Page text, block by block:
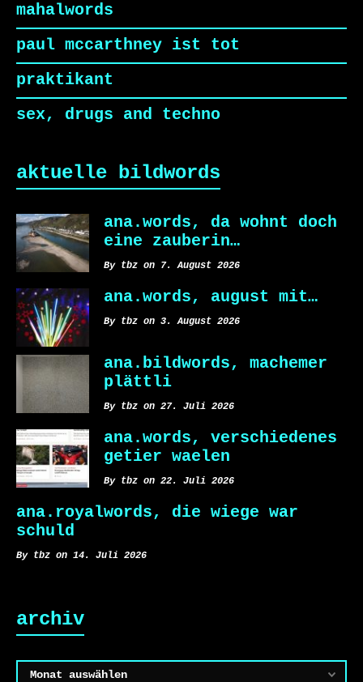
mahalwords
paul mccarthney ist tot
praktikant
sex, drugs and techno
aktuelle bildwords
ana.words, da wohnt doch
eine zauberin…
By tbz on 7. August 2026
ana.words, august mit…
By tbz on 3. August 2026
ana.bildwords, machemer
plättli
By tbz on 27. Juli 2026
ana.words, verschiedenes
getier waelen
By tbz on 22. Juli 2026
ana.royalwords, die wiege war
schuld
By tbz on 14. Juli 2026
archiv
Archiv